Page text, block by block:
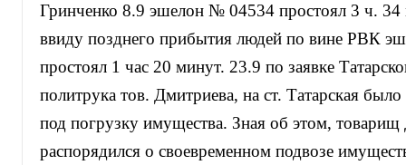
Гринченко 8.9 эшелон № 04534 простоял 3 ч.
ввиду позднего прибытия людей по вине РВК
простоял 1 час 20 минут. 23.9 по заявке
политрука тов. Дмитриева, на ст. Татарская
под погрузку имущества. Зная об этом, товарищ
распорядился о своевременном подвозе